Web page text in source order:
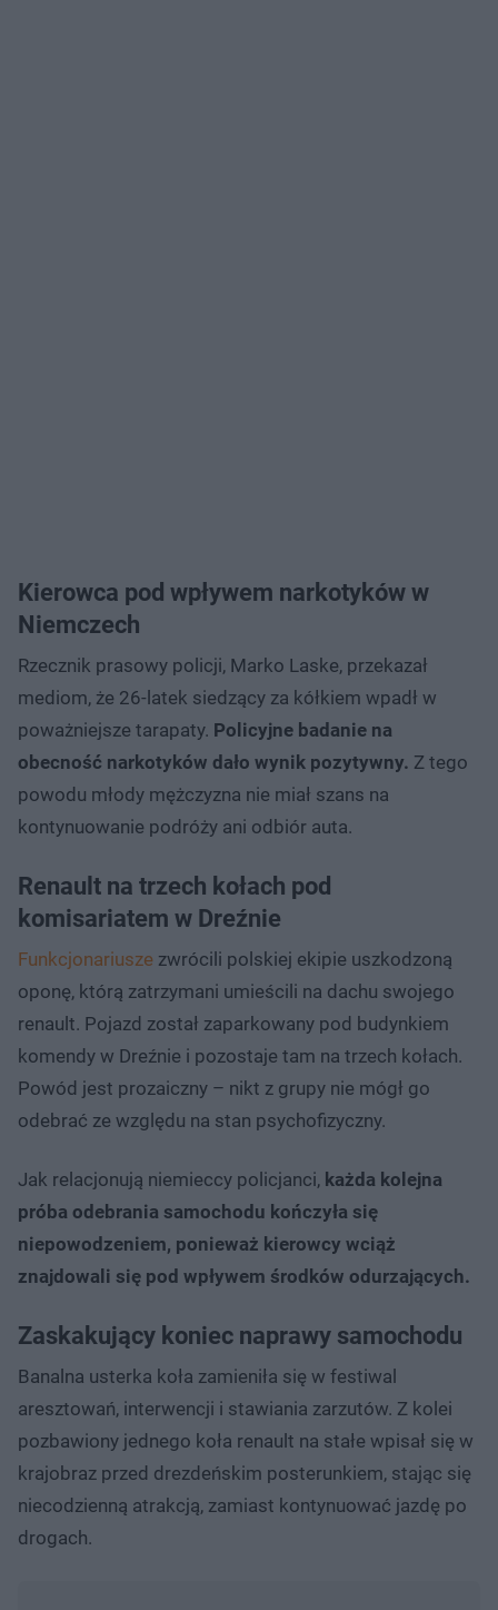
Kierowca pod wpływem narkotyków w
Niemczech
Rzecznik prasowy policji, Marko Laske, przekazał
mediom, że 26-latek siedzący za kółkiem wpadł w
poważniejsze tarapaty. Policyjne badanie na
obecność narkotyków dało wynik pozytywny. Z tego
powodu młody mężczyzna nie miał szans na
kontynuowanie podróży ani odbiór auta.
Renault na trzech kołach pod
komisariatem w Dreźnie
Funkcjonariusze zwrócili polskiej ekipie uszkodzoną
oponę, którą zatrzymani umieścili na dachu swojego
renault. Pojazd został zaparkowany pod budynkiem
komendy w Dreźnie i pozostaje tam na trzech kołach.
Powód jest prozaiczny – nikt z grupy nie mógł go
odebrać ze względu na stan psychofizyczny.
Jak relacjonują niemieccy policjanci, każda kolejna
próba odebrania samochodu kończyła się
niepowodzeniem, ponieważ kierowcy wciąż
znajdowali się pod wpływem środków odurzających.
Zaskakujący koniec naprawy samochodu
Banalna usterka koła zamieniła się w festiwal
aresztowań, interwencji i stawiania zarzutów. Z kolei
pozbawiony jednego koła renault na stałe wpisał się w
krajobraz przed drezdeńskim posterunkiem, stając się
niecodzienną atrakcją, zamiast kontynuować jazdę po
drogach.